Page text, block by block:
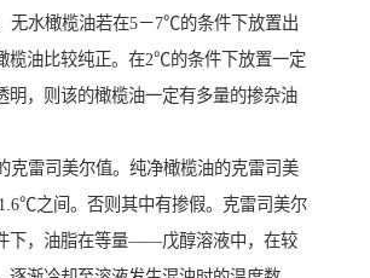
无水橄榄油若在5－7℃的条件下放置出
榄油比较纯正。在2℃的条件下放置一定
明，则该的橄榄油一定有多量的掺杂油
克雷司美尔值。纯净橄榄油的克雷司美
之间。否则其中有掺假。克雷司美尔
下，油脂在等量——戊醇溶液中，在较